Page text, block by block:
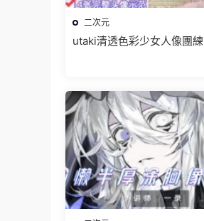
二次元
utaki清透色彩少女人像團練